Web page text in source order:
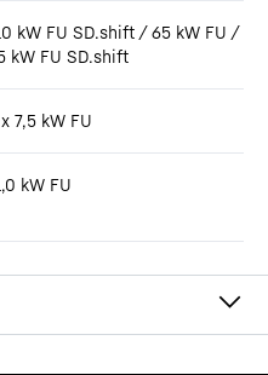
kW FU SD.shift / 65 kW FU /
kW FU SD.shift
7,5 kW FU
kW FU